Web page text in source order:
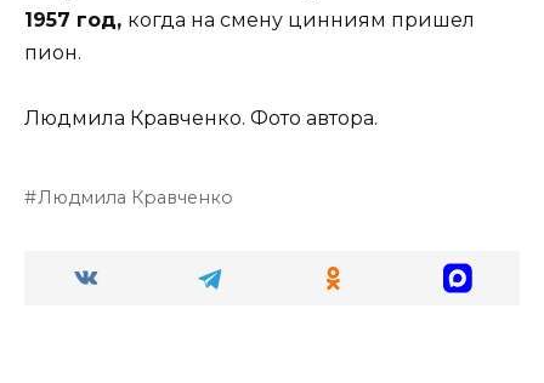
1957 год, когда на смену цинниям пришел
пион.
Людмила Кравченко. Фото автора.
Людмила Кравченко